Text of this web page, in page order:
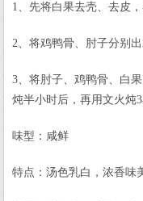
1、先将白果去壳、去皮
2、将鸡鸭骨、肘子分别
3、将肘子、鸡鸭骨、白
炖半小时后，再用文火炖
味型：咸鲜
特点：汤色乳白，浓香味